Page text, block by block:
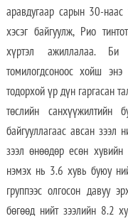
аравдугаар сарын 30-
хэсэг байгуулж, Рио
хүртэл ажиллалаа. Би
томилогдсоноос хойш
тодорхой үр дүн гаргасан
төслийн
байгууллагаас авсан зээл
зээл өнөөдөр есөн
нэмэх нь 3.6 хувь буюу
группээс олгосон давуу
бөгөөд нийт зээлийн 8.2